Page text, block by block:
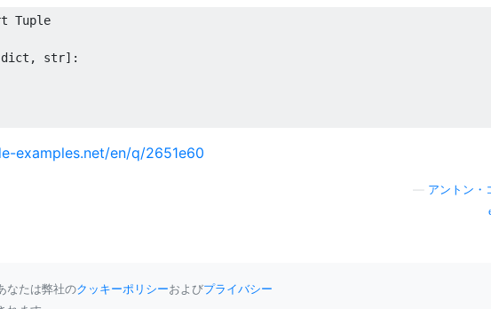
Tuple
dict , str]:
examples.net/en/q/2651e60
アントン・
なたは弊社のクッキーポリシーおよびプライバシー